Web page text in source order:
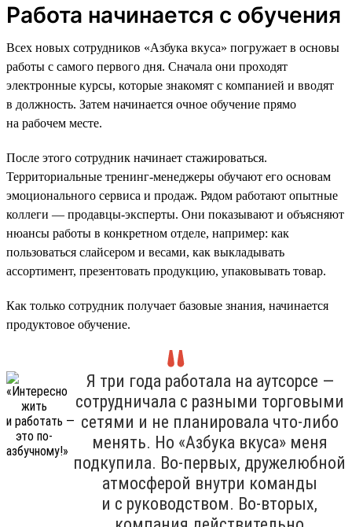
Работа начинается с обучения
Всех новых сотрудников «Азбука вкуса» погружает в основы
работы с самого первого дня. Сначала они проходят
электронные курсы, которые знакомят с компанией и вводят
в должность. Затем начинается очное обучение прямо
на рабочем месте.
После этого сотрудник начинает стажироваться.
Территориальные тренинг-менеджеры обучают его основам
эмоционального сервиса и продаж. Рядом работают опытные
коллеги — продавцы-эксперты. Они показывают и объясняют
нюансы работы в конкретном отделе, например: как
пользоваться слайсером и весами, как выкладывать
ассортимент, презентовать продукцию, упаковывать товар.
Как только сотрудник получает базовые знания, начинается
продуктовое обучение.
Я три года работала на аутсорсе —
сотрудничала с разными торговыми
сетями и не планировала что-либо
менять. Но «Азбука вкуса» меня
подкупила. Во-первых, дружелюбной
атмосферой внутри команды
и с руководством. Во-вторых,